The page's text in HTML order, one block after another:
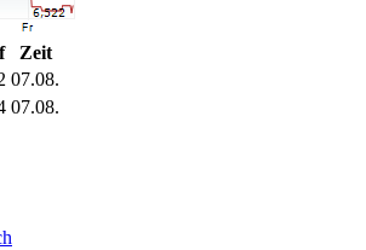
Zeit
07.08.
07.08.